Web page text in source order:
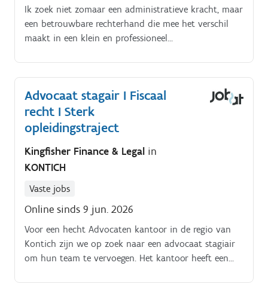
Ik zoek niet zomaar een administratieve kracht, maar
een betrouwbare rechterhand die mee het verschil
maakt in een klein en professioneel
Voor mijn advocatenkantoor zoek ik een
betrouwbare en zelfstandige secretaresse die mij als
advocaat ondersteunt in de dagelijkse werking van
het kantoor De belangrijkste taak binnen deze
functie is het nauwkeurig uitwerken van gedicteerde
teksten ahv een dictafoon Er wordt van je verwacht
dat je juridische documenten snel, correct en
foutloos verwerkt.
Advocaat stagair I Fiscaal
recht I Sterk
opleidingstraject
Kingfisher Finance & Legal in
KONTICH
Vaste jobs
Online sinds 9 jun. 2026
Voor een hecht Advocaten kantoor in de regio van
Kontich zijn we op zoek naar een advocaat stagiair
om hun team te vervoegen. Het kantoor heeft een